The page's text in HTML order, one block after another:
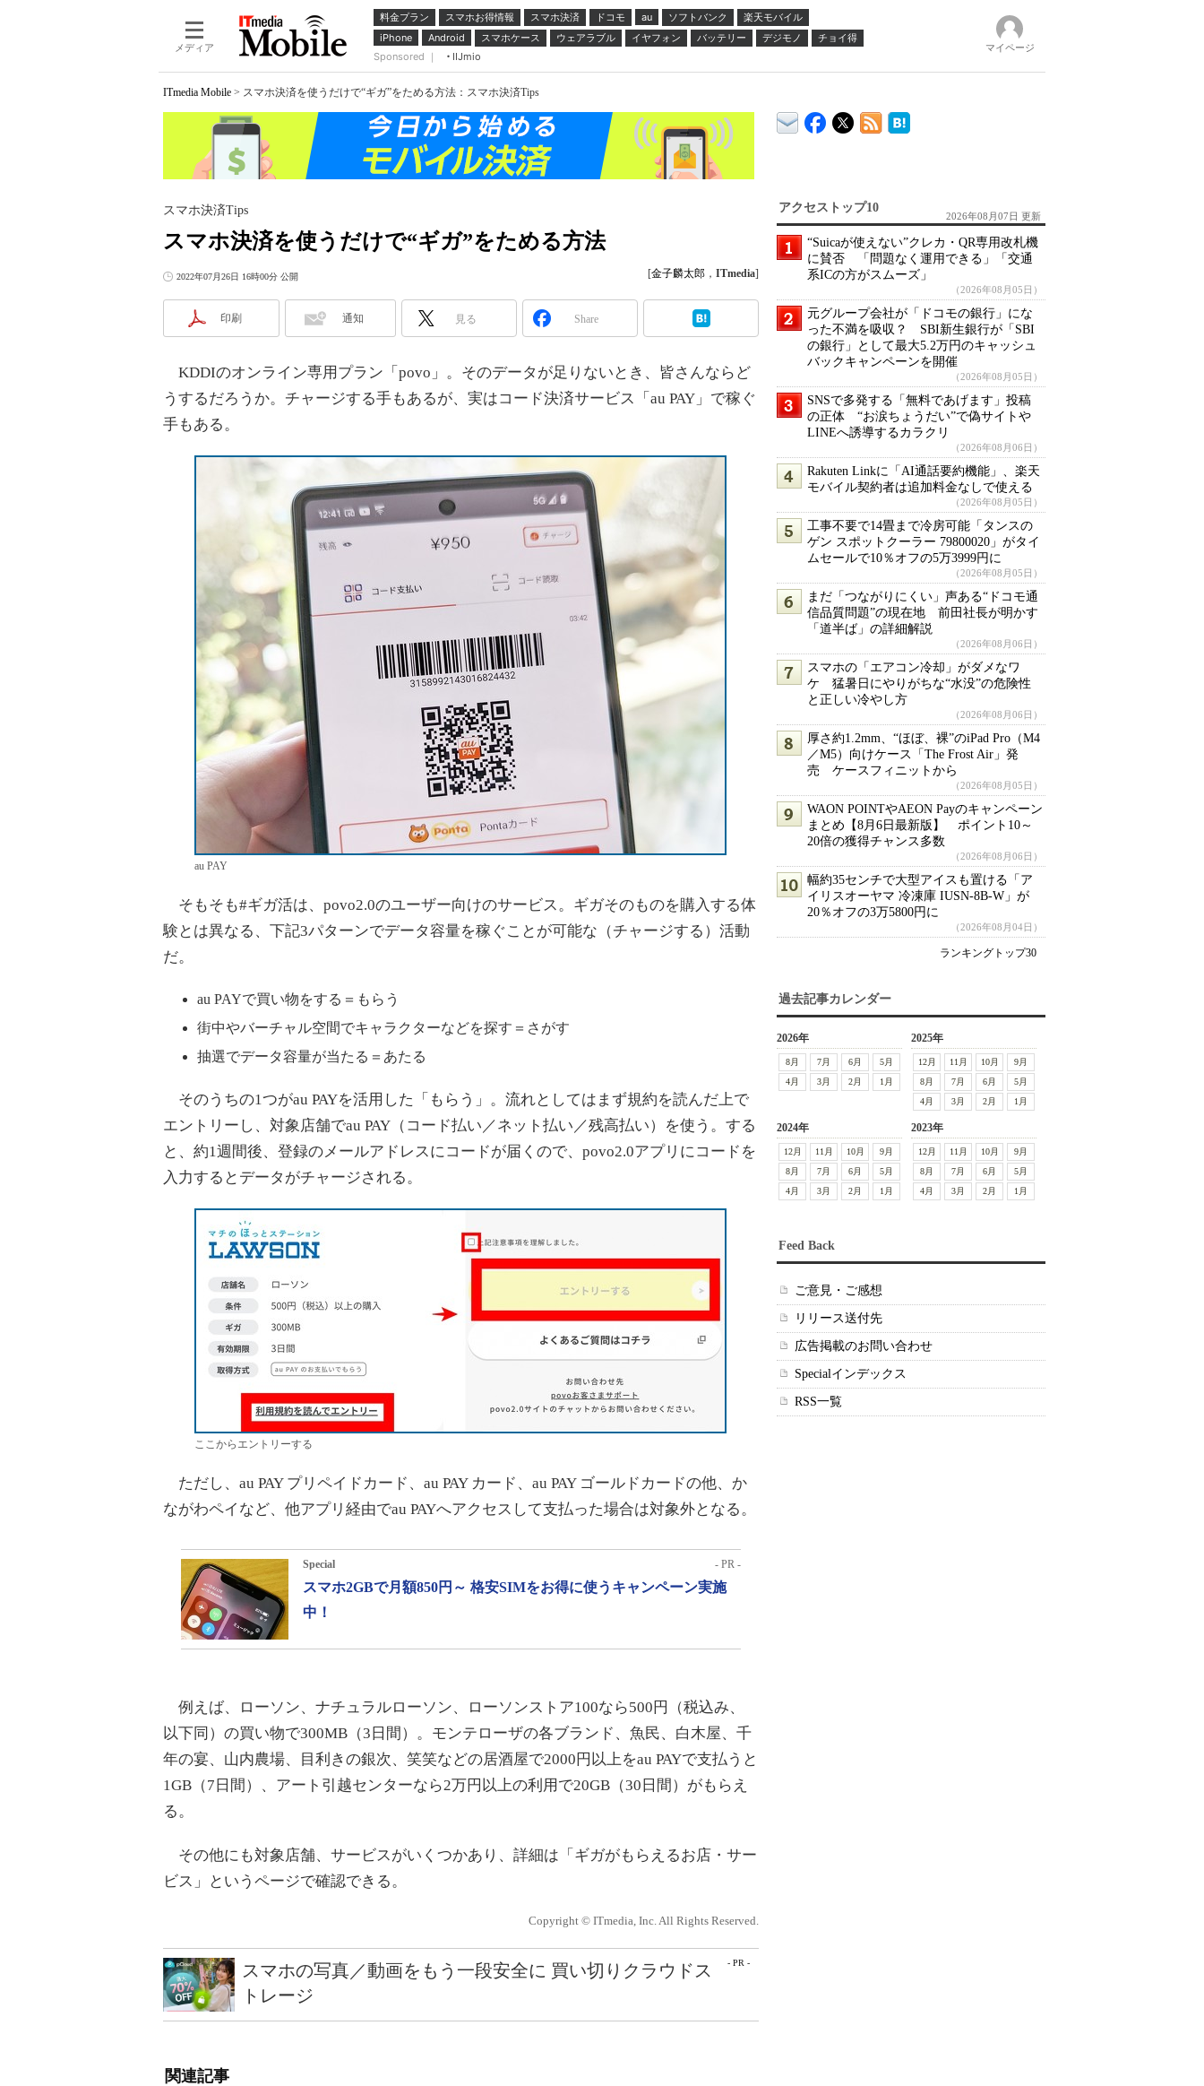
メディア
料金プラン スマホお得情報 スマホ決済 ドコモ au ソフトバンク
楽天モバイル
iPhone
Android スマホケース ウェアラブル イヤフォン バッテリー デジモノ
チョイ得
Sponsored ｜
IIJmio
マイページ
ITmedia Mobile > スマホ決済を使うだけで“ギガ”をためる方法：スマホ決済Tips
スマホ決済を使うだけで“ギガ”をためる方法
スマホ決済Tips
2022年07月26日 16時00分 公開 [金子麟太郎 ， ITmedia]
印刷 通知 見る Share
KDDIのオンライン専用プラン「povo」。そのデータが足りないとき、皆さんならど
うするだろうか。チャージする手もあるが、実はコード決済サービス「au PAY」で稼ぐ
手もある。
au PAY
そもそも#ギガ活は、povo2.0のユーザー向けのサービス。ギガそのものを購入する体
験とは異なる、下記3パターンでデータ容量を稼ぐことが可能な（チャージする）活動
だ。
au PAYで買い物をする＝もらう
街中やバーチャル空間でキャラクターなどを探す＝さがす
抽選でデータ容量が当たる＝あたる
そのうちの1つがau PAYを活用した「もらう」。流れとしてはまず規約を読んだ上で
エントリーし、対象店舗でau PAY（コード払い／ネット払い／残高払い）を使う。する
と、約1週間後、登録のメールアドレスにコードが届くので、povo2.0アプリにコードを
入力するとデータがチャージされる。
ここからエントリーする
ただし、au PAY プリペイドカード、au PAY カード、au PAY ゴールドカードの他、か
ながわペイなど、他アプリ経由でau PAYへアクセスして支払った場合は対象外となる。
Special - PR -
スマホ2GBで月額850円～ 格安SIMをお得に使うキャンペーン実施
中！
例えば、ローソン、ナチュラルローソン、ローソンストア100なら500円（税込み、
以下同）の買い物で300MB（3日間）。モンテローザの各ブランド、魚民、白木屋、千
年の宴、山内農場、目利きの銀次、笑笑などの居酒屋で2000円以上をau PAYで支払うと
1GB（7日間）、アート引越センターなら2万円以上の利用で20GB（30日間）がもらえ
る。
その他にも対象店舗、サービスがいくつかあり、詳細は「ギガがもらえるお店・サー
ビス」というページで確認できる。
Copyright © ITmedia, Inc. All Rights Reserved.
- PR -
スマホの写真／動画をもう一段安全に 買い切りクラウドス
トレージ
関連記事
アクセストップ10
2026年08月07日 更新
“Suicaが使えない”クレカ・QR専用改札機
に賛否 「問題なく運用できる」「交通
系ICの方がスムーズ」
（2026年08月05日）
元グループ会社が「ドコモの銀行」にな
った不満を吸収？ SBI新生銀行が「SBI
の銀行」として最大5.2万円のキャッシュ
バックキャンペーンを開催
（2026年08月05日）
SNSで多発する「無料であげます」投稿
の正体 “お涙ちょうだい”で偽サイトや
LINEへ誘導するカラクリ
（2026年08月06日）
Rakuten Linkに「AI通話要約機能」、楽天
モバイル契約者は追加料金なしで使える
（2026年08月05日）
工事不要で14畳まで冷房可能「タンスの
ゲン スポットクーラー 79800020」がタイ
ムセールで10％オフの5万3999円に
（2026年08月05日）
まだ「つながりにくい」声ある“ドコモ通
信品質問題”の現在地 前田社長が明かす
「道半ば」の詳細解説
（2026年08月06日）
スマホの「エアコン冷却」がダメなワ
ケ 猛暑日にやりがちな“水没”の危険性
と正しい冷やし方
（2026年08月06日）
厚さ約1.2mm、“ほぼ、裸”のiPad Pro（M4
／M5）向けケース「The Frost Air」発
売 ケースフィニットから
（2026年08月05日）
WAON POINTやAEON Payのキャンペーン
まとめ【8月6日最新版】 ポイント10～
20倍の獲得チャンス多数
（2026年08月06日）
幅約35センチで大型アイスも置ける「ア
イリスオーヤマ 冷凍庫 IUSN-8B-W」が
20％オフの3万5800円に
（2026年08月04日）
ランキングトップ30
過去記事カレンダー
2026年
8月 7月 6月
5月
4月
3月 2月 1月
2025年
12月 11月 10月
9月
8月
7月 6月
5月
4月
3月 2月 1月
2024年
12月 11月 10月
9月
8月
7月 6月
5月
4月
3月 2月 1月
2023年
12月 11月 10月
9月
8月
7月 6月
5月
4月
3月 2月 1月
Feed Back
ご意見・ご感想
リリース送付先
広告掲載のお問い合わせ
Specialインデックス
RSS一覧